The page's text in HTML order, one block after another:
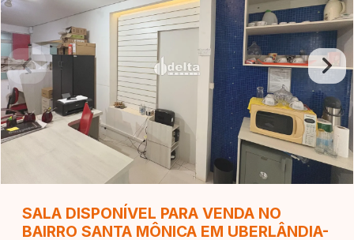
SALA DISPONÍVEL PARA VENDA NO
BAIRRO SANTA MÔNICA EM UBERLÂNDIA-